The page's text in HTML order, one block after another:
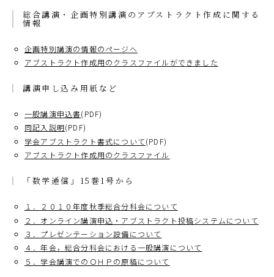
総合講演・企画特別講演のアブストラクト作成に関する
情報
企画特別講演の情報のページへ
アブストラクト作成用のクラスファイルができました
講演申し込み用紙など
一般講演申込書(PDF)
同記入説明(PDF)
学会アブストラクト書式について(PDF)
アブストラクト作成用のクラスファイル
「数学通信」15巻1号から
１．２０１０年度秋季総合分科会について
２．オンライン講演申込・アブストラクト投稿システムについて
３．プレゼンテーション設備について
４．年会，総合分科会における一般講演について
５．学会講演でのＯＨＰの原稿について